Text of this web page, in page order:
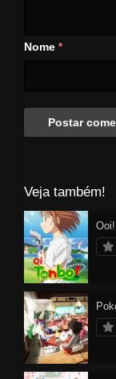
Nome *
Veja também!